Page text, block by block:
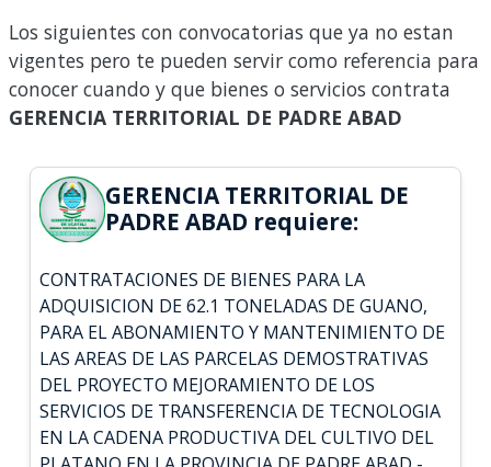
Los siguientes con convocatorias que ya no estan
vigentes pero te pueden servir como referencia para
conocer cuando y que bienes o servicios contrata
GERENCIA TERRITORIAL DE PADRE ABAD
GERENCIA TERRITORIAL DE
PADRE ABAD requiere:
CONTRATACIONES DE BIENES PARA LA
ADQUISICION DE 62.1 TONELADAS DE GUANO,
PARA EL ABONAMIENTO Y MANTENIMIENTO DE
LAS AREAS DE LAS PARCELAS DEMOSTRATIVAS
DEL PROYECTO MEJORAMIENTO DE LOS
SERVICIOS DE TRANSFERENCIA DE TECNOLOGIA
EN LA CADENA PRODUCTIVA DEL CULTIVO DEL